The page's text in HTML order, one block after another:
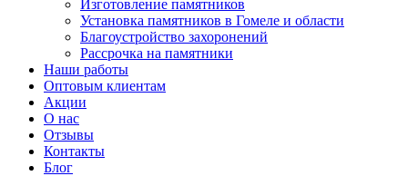
Изготовление памятников
Установка памятников в Гомеле и области
Благоустройство захоронений
Рассрочка на памятники
Наши работы
Оптовым клиентам
Акции
О нас
Отзывы
Контакты
Блог